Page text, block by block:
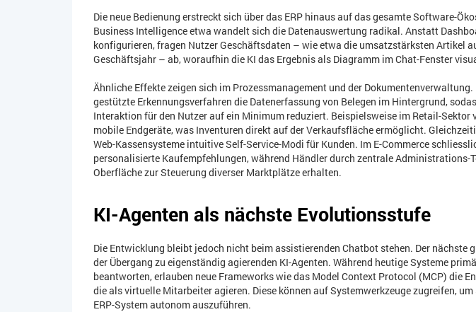
Die neue Bedienung erstreckt sich über das ERP hinaus auf das gesamte Software-
Business Intelligence etwa wandelt sich die Datenauswertung radikal. Anstatt
konfigurieren, fragen Nutzer Geschäftsdaten – wie etwa die umsatzstärksten Artikel
Geschäftsjahr – ab, woraufhin die KI das Ergebnis als Diagramm im Chat-Fenster
Ähnliche Effekte zeigen sich im Prozessmanagement und der
gestützte Erkennungsverfahren die Datenerfassung von Belegen im Hintergrund,
Interaktion für den Nutzer auf ein Minimum reduziert. Beispielsweise im Retail-Sektor
mobile Endgeräte, was Inventuren direkt auf der Verkaufsfläche ermöglicht.
Web-Kassensysteme intuitive Self-Service-Modi für Kunden. Im E-Commerce
personalisierte Kaufempfehlungen, während Händler durch zentrale Administrations-
Oberfläche zur Steuerung diverser Marktplätze erhalten.
KI-Agenten als nächste Evolutionsstufe
Die Entwicklung bleibt jedoch nicht beim assistierenden Chatbot stehen. Der nächste
der Übergang zu eigenständig agierenden KI-Agenten. Während heutige Systeme
beantworten, erlauben neue Frameworks wie das Model Context Protocol (MCP) die
die als virtuelle Mitarbeiter agieren. Diese können auf Systemwerkzeuge zugreifen,
ERP-System autonom auszuführen.